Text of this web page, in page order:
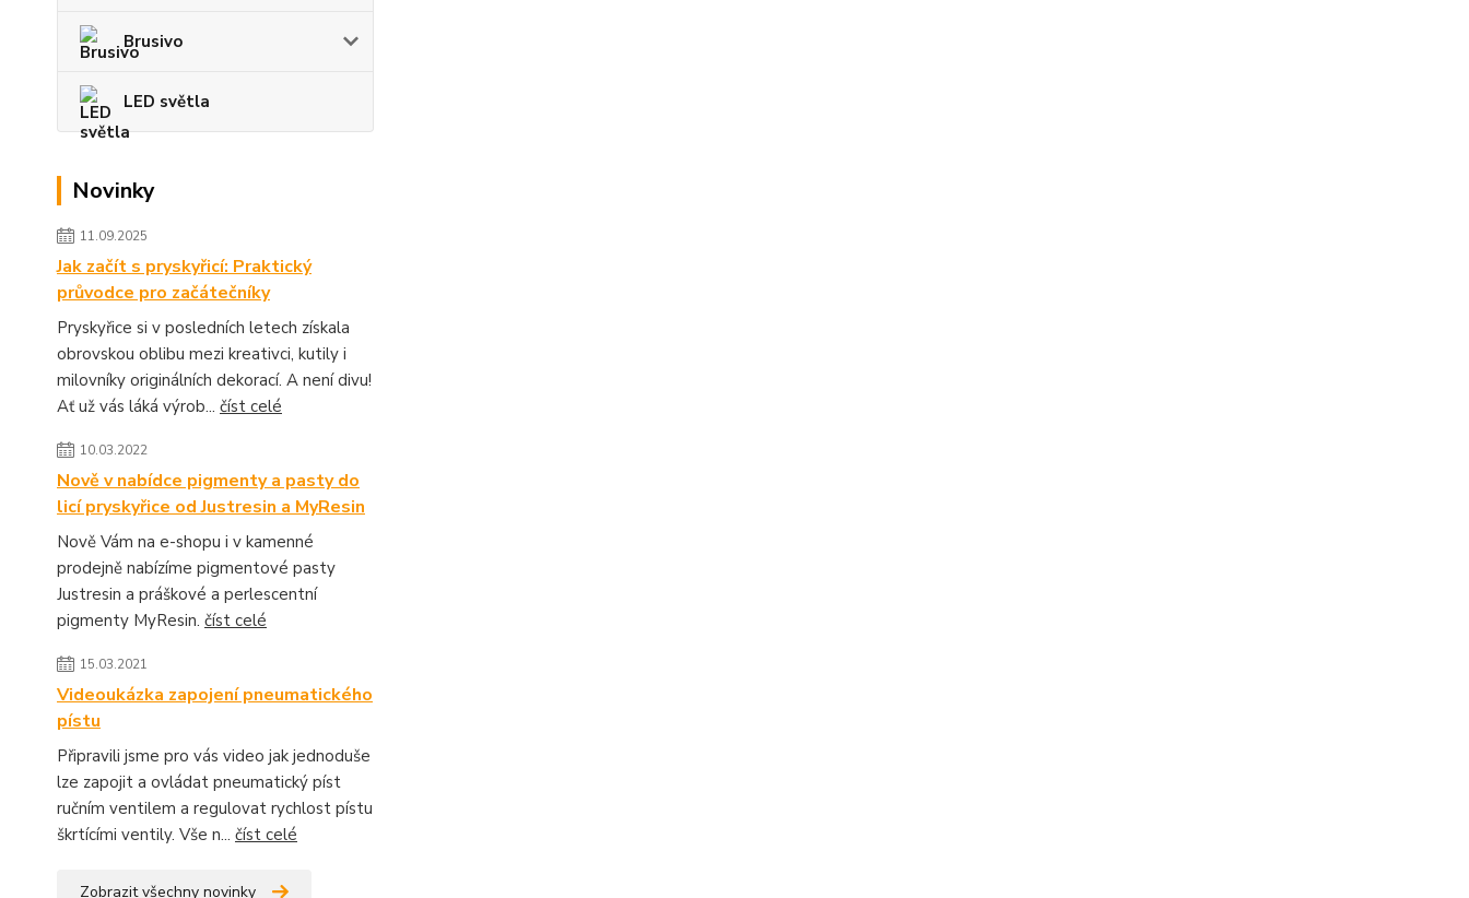
Brusivo
LED světla
Novinky
11.09.2025
Jak začít s pryskyřicí: Praktický
průvodce pro začátečníky
Pryskyřice si v posledních letech získala
obrovskou oblibu mezi kreativci, kutily i
milovníky originálních dekorací. A není divu!
Ať už vás láká výrob... číst celé
10.03.2022
Nově v nabídce pigmenty a pasty do
licí pryskyřice od Justresin a MyResin
Nově Vám na e-shopu i v kamenné
prodejně nabízíme pigmentové pasty
Justresin a práškové a perlescentní
pigmenty MyResin. číst celé
15.03.2021
Videoukázka zapojení pneumatického
pístu
Připravili jsme pro vás video jak jednoduše
lze zapojit a ovládat pneumatický píst
ručním ventilem a regulovat rychlost pístu
škrtícími ventily. Vše n... číst celé
Zobrazit všechny novinky